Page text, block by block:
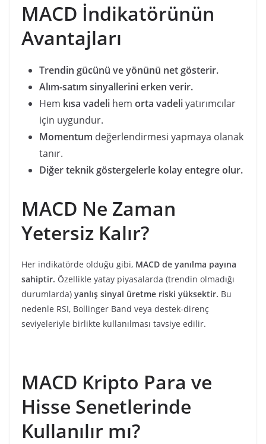
MACD İndikatörünün
Avantajları
Trendin gücünü ve yönünü net gösterir.
Alım-satım sinyallerini erken verir.
Hem kısa vadeli hem orta vadeliyatırımcılar
için uygundur.
Momentum değerlendirmesi yapmaya olanak
tanır.
Diğer teknik göstergelerle kolay entegre olur.
MACD Ne Zaman
Yetersiz Kalır?
Her indikatörde olduğu gibi, MACD de yanılma payına
sahiptir. Özellikle yatay piyasalarda (trendin olmadığı
durumlarda) yanlış sinyal üretme riski yüksektir. Bu
nedenle RSI, Bollinger Band veya destek-direnç
seviyeleriyle birlikte kullanılması tavsiye edilir.
MACD Kripto Para ve
Hisse Senetlerinde
Kullanılır mı?